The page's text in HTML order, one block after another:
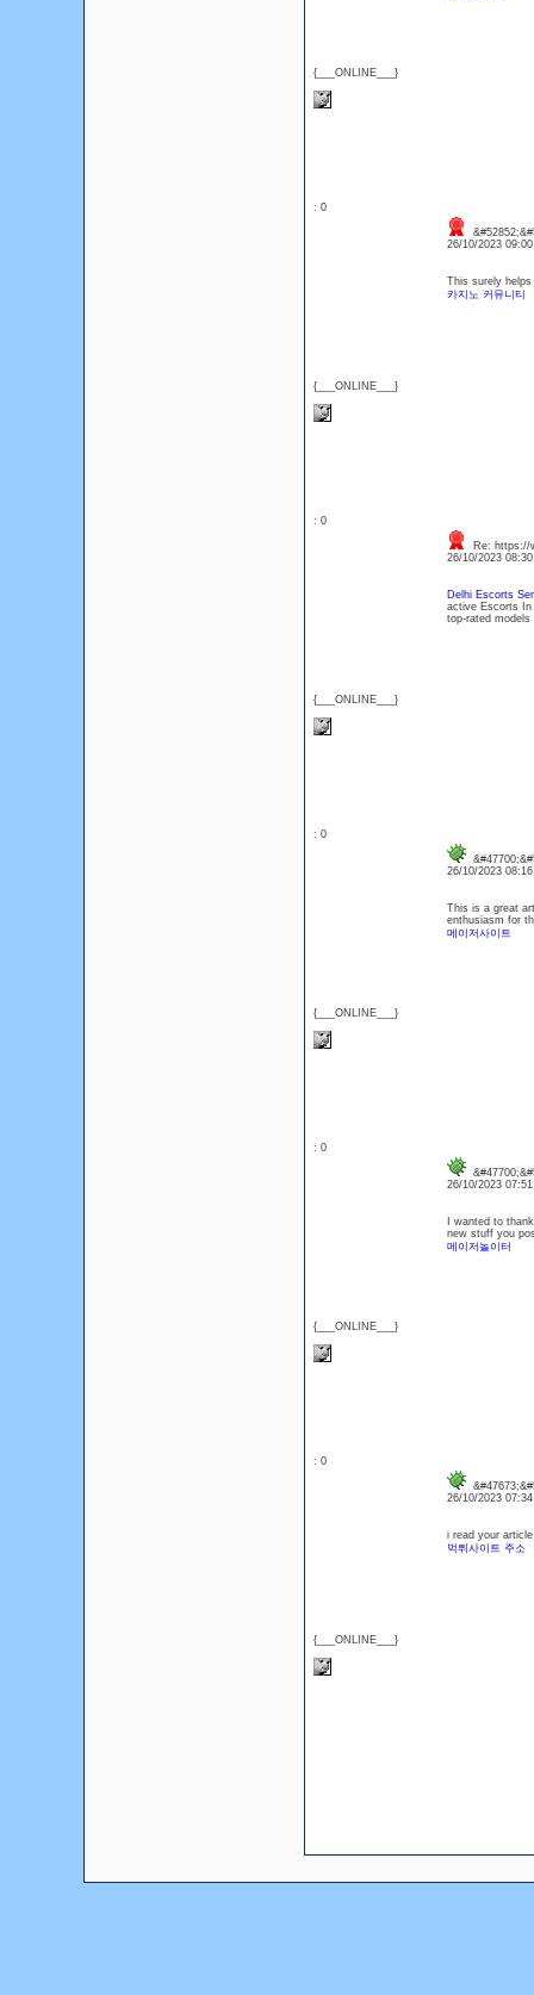
{___ONLINE___}
: 0
{___ONLINE___}
26/10/2023
This surely
카지노 커뮤니티
: 0
{___ONLINE___}
Re: https://
26/10/2023
Delhi Escorts
active Escorts In
top-rated
: 0
{___ONLINE___}
26/10/2023
This is a great
enthusiasm for
메이저사이트
: 0
{___ONLINE___}
26/10/2023
I wanted to
new stuff you
메이저놀이터
: 0
{___ONLINE___}
26/10/2023
i read your
먹튀사이트 주소